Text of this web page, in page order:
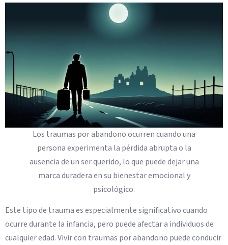
Los traumas por abandono ocurren cuando una
persona experimenta la pérdida abrupta o la
ausencia de un ser querido, lo que puede dejar una
marca duradera en su bienestar emocional y
psicológico.
Este tipo de trauma es especialmente significativo cuando
ocurre durante la infancia, pero puede afectar a individuos de
cualquier edad. Vivir con traumas por abandono puede conducir